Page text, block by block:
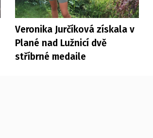
Veronika Jurčíková získala v
Plané nad Lužnicí dvě
stříbrné medaile